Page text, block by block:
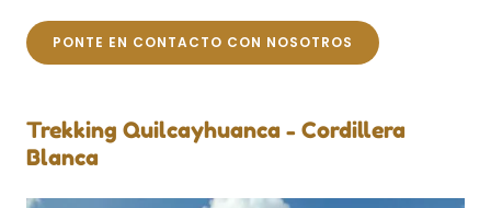
PONTE EN CONTACTO CON NOSOTROS
Trekking Quilcayhuanca - Cordillera
Blanca